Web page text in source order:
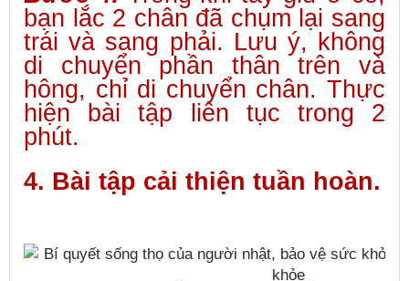
bạn lắc 2 chân đã chụm lại sang
trái và sang phải. Lưu ý, không
di chuyển phần thân trên và
hông, chỉ di chuyển chân. Thực
hiện bài tập liên tục trong 2
phút.
4. Bài tập cải thiện tuần hoàn.